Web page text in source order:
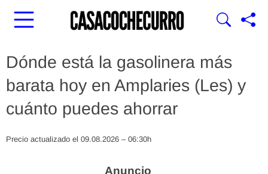
Dónde está la gasolinera más
barata hoy en Amplaries (Les) y
cuánto puedes ahorrar
Precio actualizado el 09.08.2026 – 06:30h